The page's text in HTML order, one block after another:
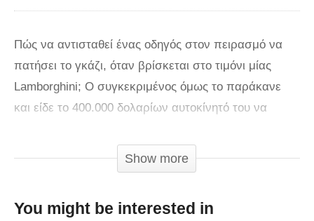
Πώς να αντισταθεί ένας οδηγός στον πειρασμό να
πατήσει το γκάζι, όταν βρίσκεται στο τιμόνι μίας
Lamborghini; Ο συγκεκριμένος όμως το παράκανε
και είδε το 400.000 δολαρίων αυτοκίνητό του να
στο Ντουμπάι με έναν φίλο του, που οδηγούσε
Ferrari, κάποια στιγμή αναγκάστηκαν να
Lamborghini άρχισε να μαρσάρει, πειράζοντας
Show more
You might be interested in